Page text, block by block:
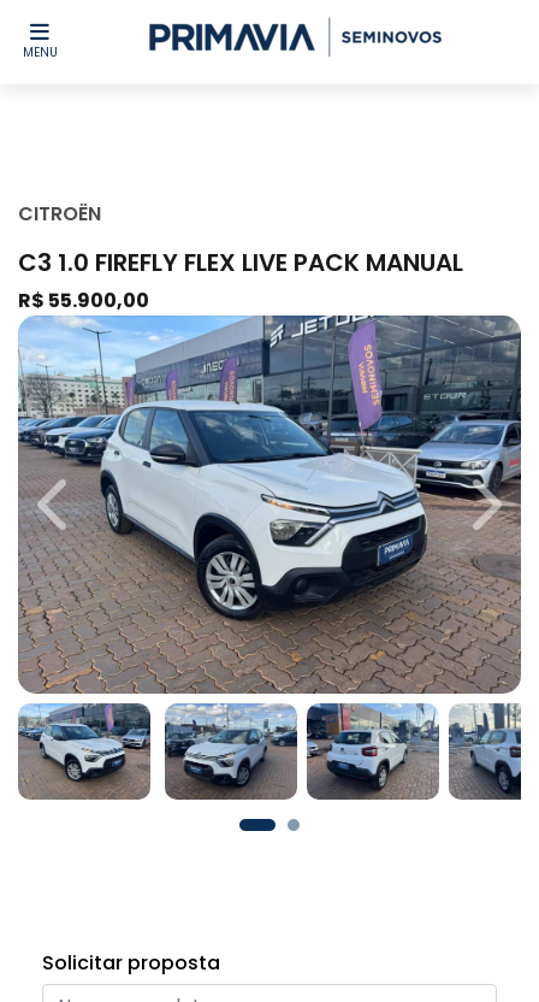
MENU
CITROËN
C3 1.0 FIREFLY FLEX LIVE PACK MANUAL
R$ 55.900,00
Previous Next
Solicitar proposta